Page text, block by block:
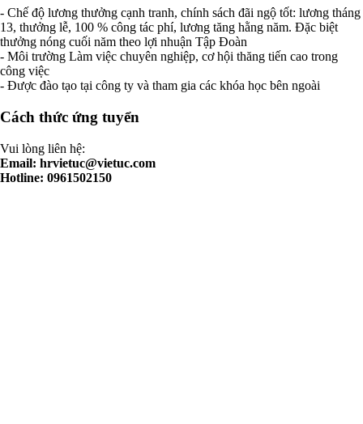
- Chế độ lương thưởng cạnh tranh, chính sách đãi ngộ tốt: lương tháng
13, thưởng lễ, 100 % công tác phí, lương tăng hằng năm. Đặc biệt
thưởng nóng cuối năm theo lợi nhuận Tập Đoàn
- Môi trường Làm việc chuyên nghiệp, cơ hội thăng tiến cao trong
công việc
- Được đào tạo tại công ty và tham gia các khóa học bên ngoài
Cách thức ứng tuyển
Vui lòng liên hệ:
Email: hrvietuc@vietuc.com
Hotline: 0961502150